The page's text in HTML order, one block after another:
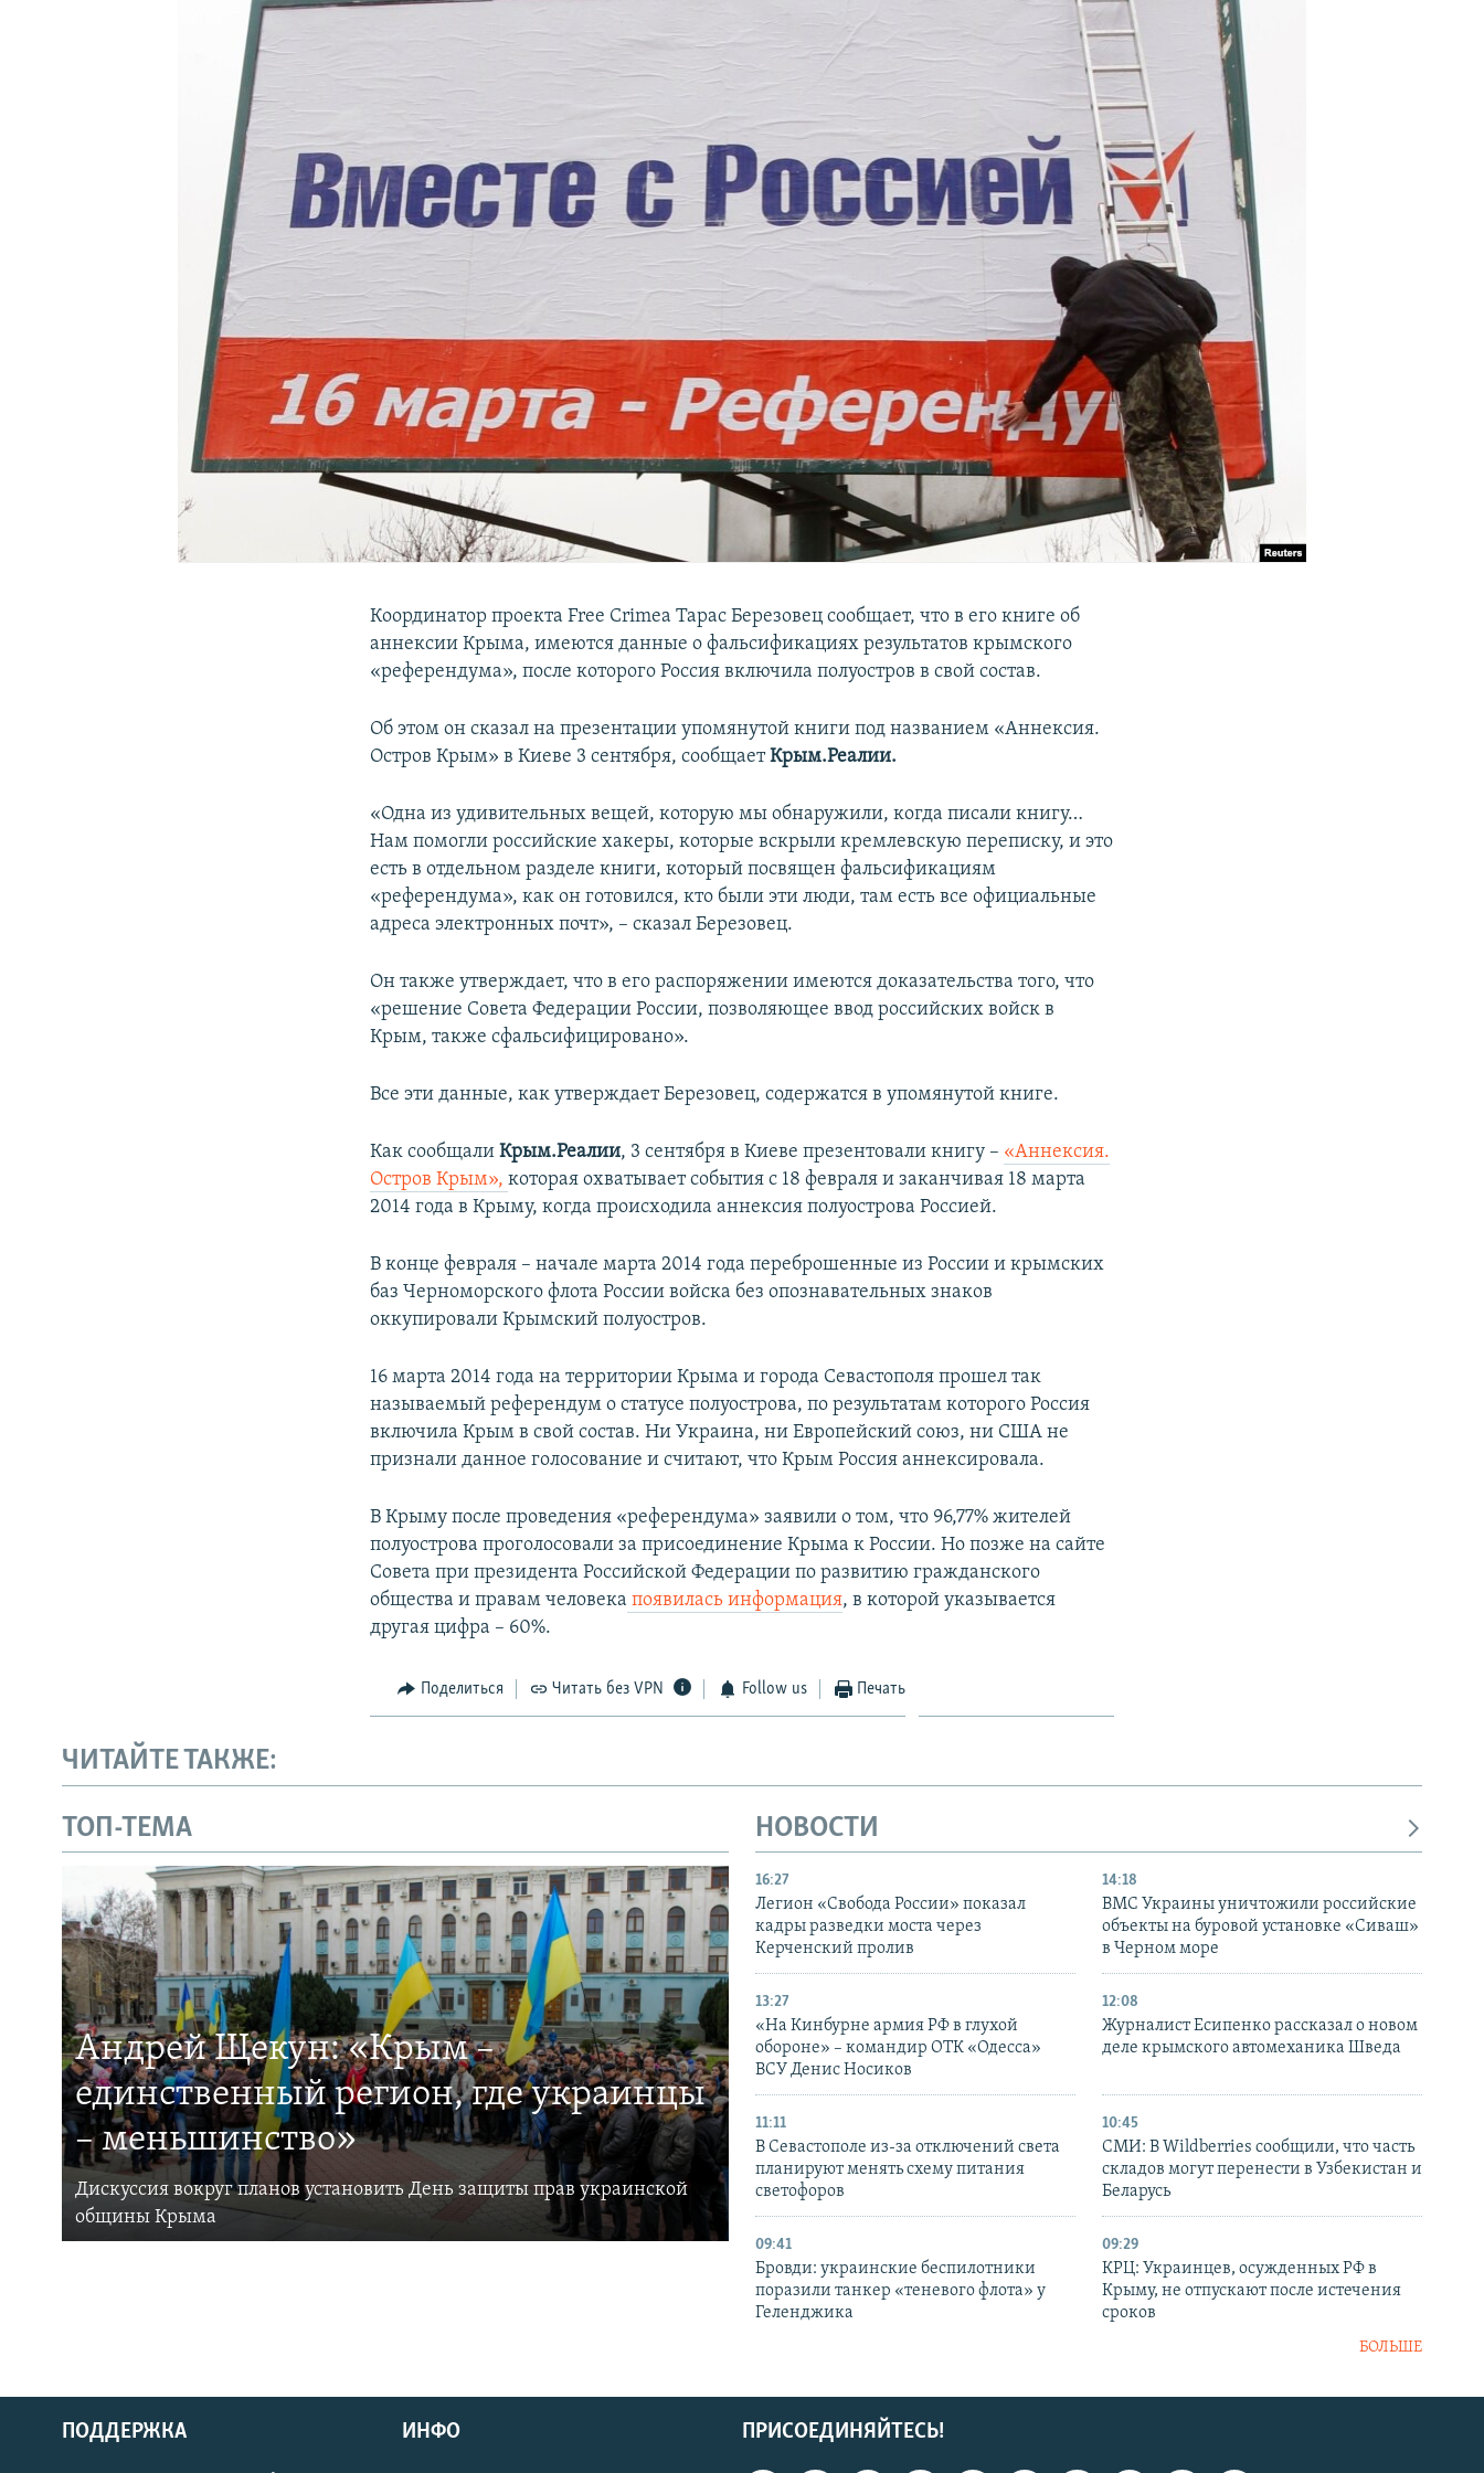
УКРАИНСКАЯ ПРОБЛЕМА КРЫМА
Координатор проекта Free Crimea Тарас Березовец сообщает, что в его книге об
аннексии Крыма, имеются данные о фальсификациях результатов крымского
«референдума», после которого Россия включила полуостров в свой состав.
Об этом он сказал на презентации упомянутой книги под названием «Аннексия.
Остров Крым» в Киеве 3 сентября, сообщаетКрым.Реалии.
«Одна из удивительных вещей, которую мы обнаружили, когда писали книгу…
Нам помогли российские хакеры, которые вскрыли кремлевскую переписку, и это
есть в отдельном разделе книги, который посвящен фальсификациям
«референдума», как он готовился, кто были эти люди, там есть все официальные
адреса электронных почт», – сказал Березовец.
Он также утверждает, что в его распоряжении имеются доказательства того, что
«решение Совета Федерации России, позволяющее ввод российских войск в
Крым, также сфальсифицировано».
Все эти данные, как утверждает Березовец, содержатся в упомянутой книге.
Как сообщалиКрым.Реалии, 3 сентября в Киеве презентовали книгу – «Аннексия.
Остров Крым»,которая охватывает события с 18 февраля и заканчивая 18 марта
2014 года в Крыму, когда происходила аннексия полуострова Россией.
В конце февраля – начале марта 2014 года переброшенные из России и крымских
баз Черноморского флота России войска без опознавательных знаков
оккупировали Крымский полуостров.
16 марта 2014 года на территории Крыма и города Севастополя прошел так
называемый референдум о статусе полуострова, по результатам которого Россия
включила Крым в свой состав. Ни Украина, ни Европейский союз, ни США не
признали данное голосование и считают, что Крым Россия аннексировала.
В Крыму после проведения «референдума» заявили о том, что 96,77% жителей
полуострова проголосовали за присоединение Крыма к России. Но позже на сайте
Совета при президента Российской Федерации по развитию гражданского
общества и правам человека появилась информация, в которой указывается
другая цифра – 60%.
Поделиться Читать без VPN Follow us Печать
ЧИТАЙТЕ ТАКЖЕ:
ТОП-ТЕМА
Андрей Щекун: «Крым –
единственный регион, где украинцы
– меньшинство»
Дискуссия вокруг планов установить День защиты прав украинской
общины Крыма
НОВОСТИ
16:27
Легион «Свобода России» показал
кадры разведки моста через
Керченский пролив
14:18
ВМС Украины уничтожили российские
объекты на буровой установке «Сиваш»
в Черном море
13:27
«На Кинбурне армия РФ в глухой
обороне» – командир ОТК «Одесса»
ВСУ Денис Носиков
12:08
Журналист Есипенко рассказал о новом
деле крымского автомеханика Шведа
11:11
В Севастополе из-за отключений света
планируют менять схему питания
светофоров
10:45
СМИ: В Wildberries сообщили, что часть
складов могут перенести в Узбекистан и
Беларусь
09:41
Бровди: украинские беспилотники
поразили танкер «теневого флота» у
Геленджика
09:29
КРЦ: Украинцев, осужденных РФ в
Крыму, не отпускают после истечения
сроков
БОЛЬШЕ
ПРИСОЕДИНЯЙТЕСЬ!
ПОДДЕРЖКА ИНФО